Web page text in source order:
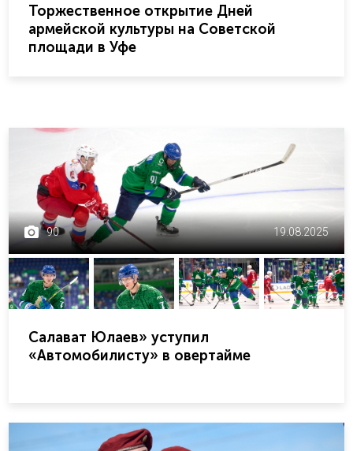
Торжественное открытие Дней
армейской культуры на Советской
площади в Уфе
90 19.08.2025
Салават Юлаев» уступил
«Автомобилисту» в овертайме